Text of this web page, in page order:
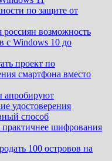
по защите от
россиян возможность
с Windows 10 до
проект по
смартфона вместо
апробируют
удостоверения
способ
практичнее шифрования
100 островов на